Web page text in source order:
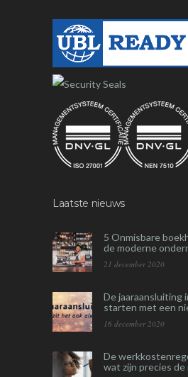
Laatste nieuws
5 Onmisbare
de moderne
21 december 2020
De jaaraansluiting
starten met een
16 december 2020
De
wat zijn precies de